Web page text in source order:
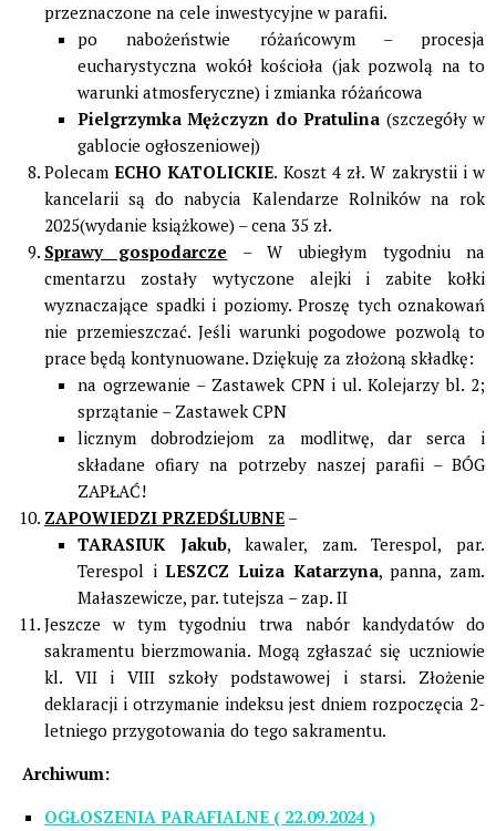
przeznaczone na cele inwestycyjne w parafii.
po nabożeństwie różańcowym – procesja
eucharystyczna wokół kościoła (jak pozwolą na to
warunki atmosferyczne) i zmianka różańcowa
Pielgrzymka Mężczyzn do Pratulina (szczegóły w
gablocie ogłoszeniowej)
PolecamECHO KATOLICKIE. Koszt 4 zł. W zakrystii i w
kancelarii są do nabycia Kalendarze Rolników na rok
2025(wydanie książkowe) – cena 35 zł.
Sprawy gospodarcze – W ubiegłym tygodniu na
cmentarzu zostały wytyczone alejki i zabite kołki
wyznaczające spadki i poziomy. Proszę tych oznakowań
nie przemieszczać. Jeśli warunki pogodowe pozwolą to
prace będą kontynuowane. Dziękuję za złożoną składkę:
na ogrzewanie – Zastawek CPN i ul. Kolejarzy bl. 2;
sprzątanie – Zastawek CPN
licznym dobrodziejom za modlitwę, dar serca i
składane ofiary na potrzeby naszej parafii – BÓG
ZAPŁAĆ!
ZAPOWIEDZI PRZEDŚLUBNE –
TARASIUK Jakub, kawaler, zam. Terespol, par.
Terespol iLESZCZ Luiza Katarzyna, panna, zam.
Małaszewicze, par. tutejsza – zap. II
Jeszcze w tym tygodniu trwa nabór kandydatów do
sakramentu bierzmowania. Mogą zgłaszać się uczniowie
kl. VII i VIII szkoły podstawowej i starsi. Złożenie
deklaracji i otrzymanie indeksu jest dniem rozpoczęcia 2-
letniego przygotowania do tego sakramentu.
Archiwum:
OGŁOSZENIA PARAFIALNE ( 22.09.2024 )